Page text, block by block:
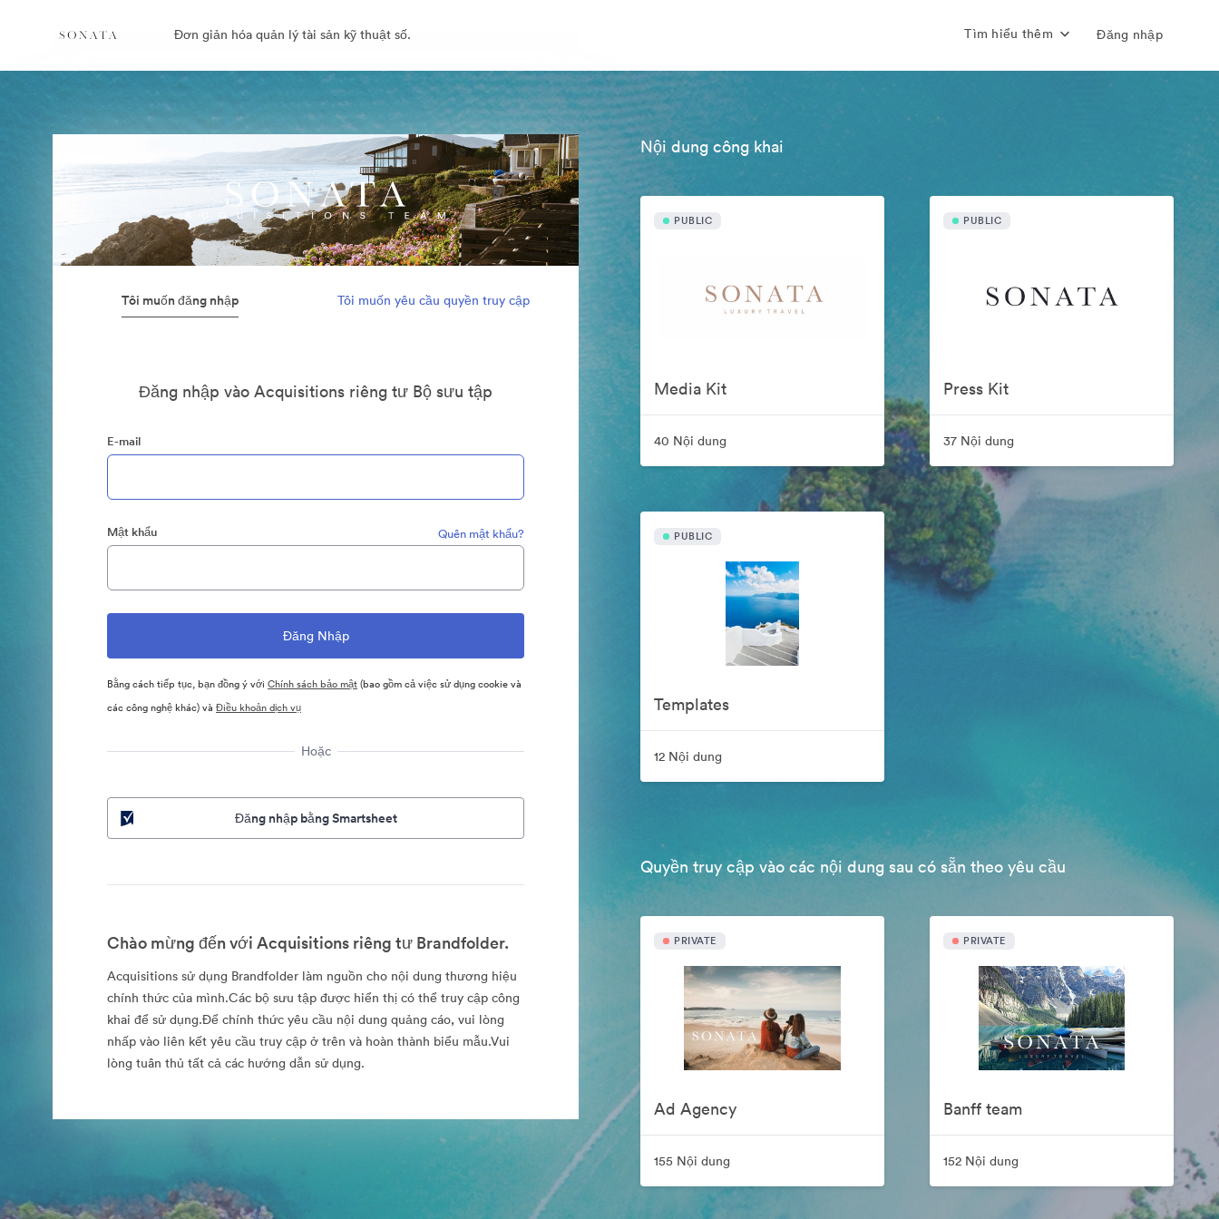
Đơn giản hóa quản lý tài sản kỹ thuật số. Tìm hiểu thêm Đăng nhập
Tôi muốn đăng nhập Tôi muốn yêu cầu quyền truy cập
Đăng nhập vào Acquisitions riêng tư Bộ sưu tập
E-mail
Mật khẩu Quên mật khẩu?
Bằng cách tiếp tục, bạn đồng ý vớiChính sách bảo mật(bao gồm cả việc sử dụng cookie và
các công nghệ khác) vàĐiều khoản dịch vụ
Hoặc
Đăng nhập bằng Smartsheet
Chào mừng đến với Acquisitions riêng tư Brandfolder.
Acquisitions sử dụng Brandfolder làm nguồn cho nội dung thương hiệu
chính thức của mình.Các bộ sưu tập được hiển thị có thể truy cập công
khai để sử dụng.Để chính thức yêu cầu nội dung quảng cáo, vui lòng
nhấp vào liên kết yêu cầu truy cập ở trên và hoàn thành biểu mẫu.Vui
lòng tuân thủ tất cả các hướng dẫn sử dụng.
Nội dung công khai
PUBLIC
Media Kit
40 Nội dung
PUBLIC
Press Kit
37 Nội dung
PUBLIC
Templates
12 Nội dung
Quyền truy cập vào các nội dung sau có sẵn theo yêu cầu
PRIVATE
Ad Agency
155 Nội dung
PRIVATE
Banff team
152 Nội dung